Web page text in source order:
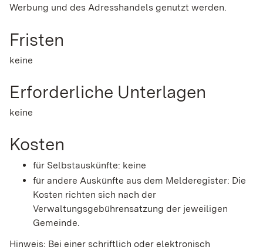
Werbung und des Adresshandels genutzt werden.
Fristen
keine
Erforderliche Unterlagen
keine
Kosten
für Selbstauskünfte: keine
für andere Auskünfte aus dem Melderegister: Die
Kosten richten sich nach der
Verwaltungsgebührensatzung der jeweiligen
Gemeinde.
Hinweis: Bei einer schriftlich oder elektronisch